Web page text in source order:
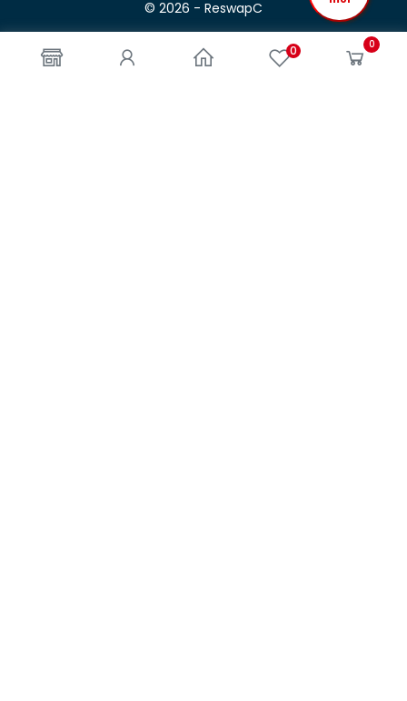
0 0
© 2026 - ReswapC